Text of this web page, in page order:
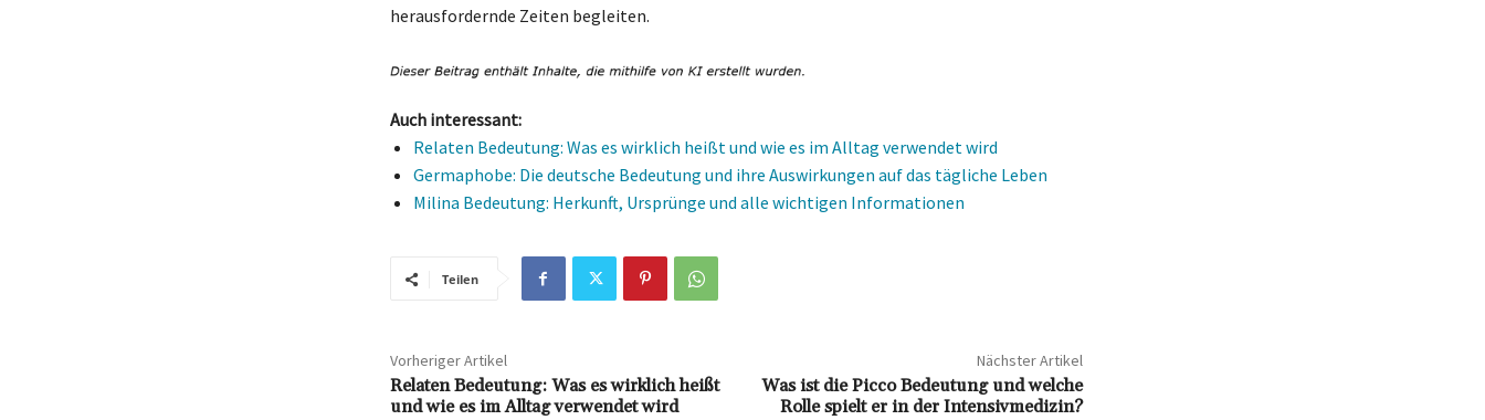
herausfordernde Zeiten begleiten.
Auch interessant:
Relaten Bedeutung: Was es wirklich heißt und wie es im Alltag verwendet wird
Germaphobe: Die deutsche Bedeutung und ihre Auswirkungen auf das tägliche Leben
Milina Bedeutung: Herkunft, Ursprünge und alle wichtigen Informationen
Teilen
Vorheriger Artikel
Relaten Bedeutung: Was es wirklich heißt
und wie es im Alltag verwendet wird
Nächster Artikel
Was ist die Picco Bedeutung und welche
Rolle spielt er in der Intensivmedizin?